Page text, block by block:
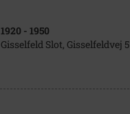
1920 - 1950
Gisselfeld Slot, Gisselfeldvej 5